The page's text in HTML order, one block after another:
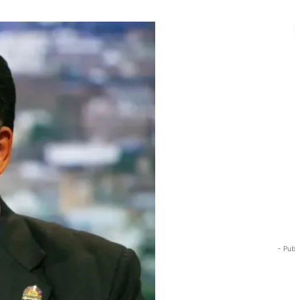
-